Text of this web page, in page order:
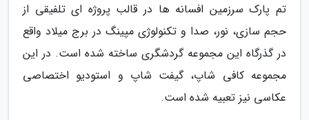
تم پارک سرزمین افسانه ها در قالب پروژه ای تلفیقی از
حجم سازی، نور، صدا و تکنولوژی مپینگ در برج میلاد واقع
در گذرگاه این مجموعه گردشگری ساخته شده است. در این
مجموعه کافی شاپ، گیفت شاپ و استودیو اختصاصی
عکاسی نیز تعبیه شده است.